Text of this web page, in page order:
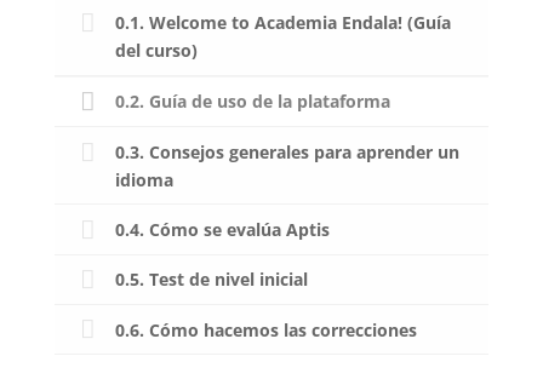
0.1. Welcome to Academia Endala! (Guía
del curso)
0.2. Guía de uso de la plataforma
0.3. Consejos generales para aprender un
idioma
0.4. Cómo se evalúa Aptis
0.5. Test de nivel inicial
0.6. Cómo hacemos las correcciones